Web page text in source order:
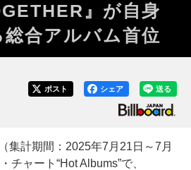
』が自身
総合アルバム首位
送る
シェア
ポスト
集計期間：2025年7月21日～7月
チャート“Hot Albums”で、